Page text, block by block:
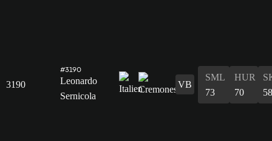
3190
#3190
Leonardo
Sernicola
VB
SML
73
HUR
70
58